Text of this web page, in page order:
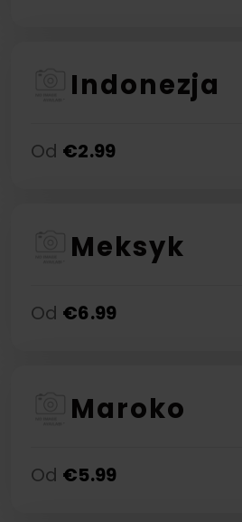
Indonezja
Od €2.99
Meksyk
Od €6.99
Maroko
Od €5.99